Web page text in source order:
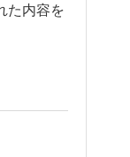
た内容を